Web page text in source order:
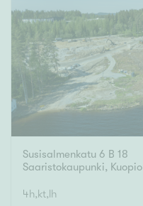
Susisalmenkatu 6 B 18
Saaristokaupunki, Kuopio
4h,kt,lh